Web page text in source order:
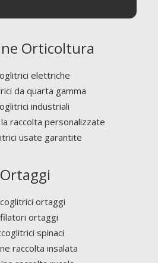
Orticoltura
elettriche
da quarta gamma
industriali
raccolta personalizzate
usate garantite
Ortaggi
ortaggi
ortaggi
spinaci
raccolta insalata